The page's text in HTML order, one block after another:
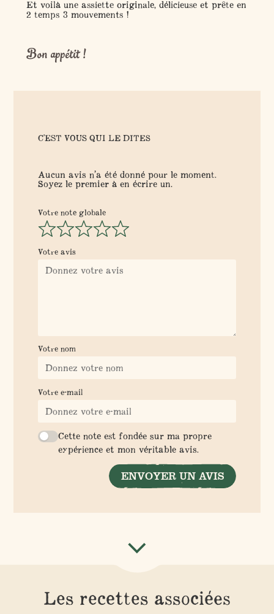
Et voilà une assiette originale, délicieuse et prête en
2 temps 3 mouvements !
Bon appétit !
C'EST VOUS QUI LE DITES
Aucun avis n’a été donné pour le moment.
Soyez le premier à en écrire un.
Votre note globale
Votre avis
Votre nom
Votre e-mail
Cette note est fondée sur ma propre
expérience et mon véritable avis.
ENVOYER UN AVIS
Les recettes associées